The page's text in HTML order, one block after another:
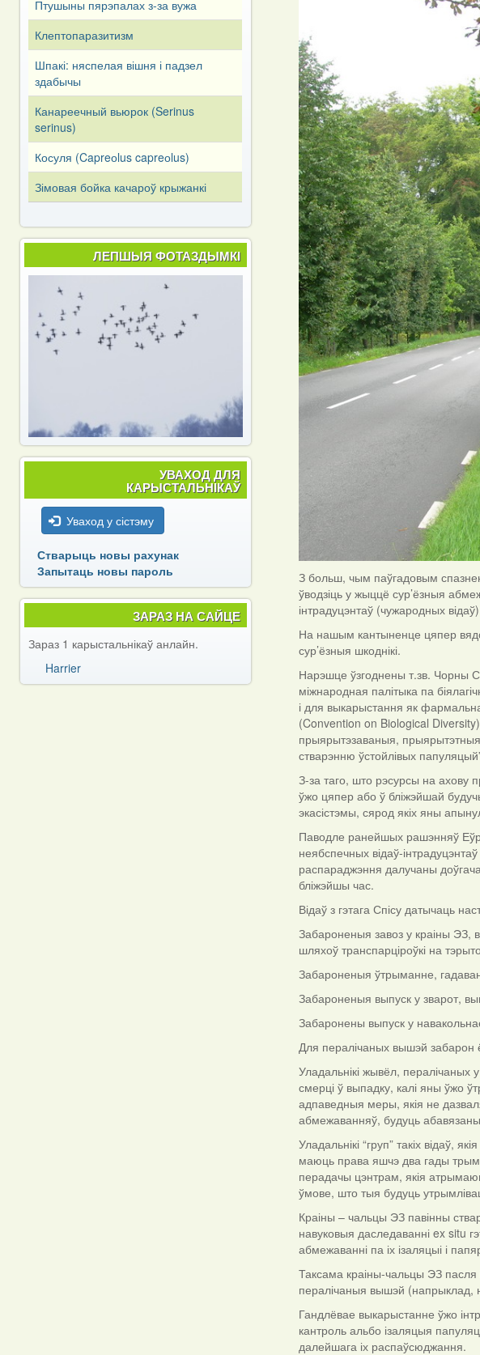
З больш, чым паўгадовым
ўводзіць у жыццё сур’ёзныя
інтрадуцэнтаў (чужародных
На нашым кантыненце цяпер
сур’ёзныя шкоднікі.
Нарэшце ўзгоднены т.зв. Чорны
міжнародная палітыка па
і для выкарыстання як
(Convention on Biological
прыярытэзаваныя,
стварэнню ўстойлівых
З-за таго, што рэсурсы на ахову
ўжо цяпер або ў бліжэйшай
экасістэмы, сярод якіх яны
Паводле ранейшых рашэнняў
неябспечных відаў-
распараджэння далучаны
бліжэйшы час.
Відаў з гэтага Спісу датычаць
Забароненыя завоз у краіны ЭЗ,
шляхоў транспарціроўкі на
Забароненыя ўтрыманне,
Забароненыя выпуск у зварот,
Забаронены выпуск у
Для пералічаных вышэй забарон
Уладальнікі жывёл,
смерці ў выпадку, калі яны ўжо
адпаведныя меры, якія не
абмежаванняў, будуць
Уладальнікі “груп” такіх
маюць права яшчэ два гады
перадачы цэнтрам, якія
ўмове, што тыя будуць
Краіны – чальцы ЭЗ павінны
навуковыя даследаванні ex situ
абмежаванні па іх ізаляцыі і
Таксама краіны-чальцы ЭЗ пасля
пералічаныя вышэй (напрыклад,
Гандлёвае выкарыстанне ўжо
кантроль альбо ізаляцыя
далейшага іх распаўсюджання.
Птушыны пярэпалах з-за вужа
Клептопаразитизм
Шпакі: няспелая вішня і падзел
здабычы
Канареечный вьюрок (Serinus
serinus)
Косуля (Capreоlus capreоlus)
Зімовая бойка качароў крыжанкі
ЛЕПШЫЯ ФОТАЗДЫМКІ
УВАХОД ДЛЯ
КАРЫСТАЛЬНІКАЎ
Уваход у сістэму
Стварыць новы рахунак
Запытаць новы пароль
ЗАРАЗ НА САЙЦЕ
Зараз 1 карыстальнікаў анлайн.
Harrier